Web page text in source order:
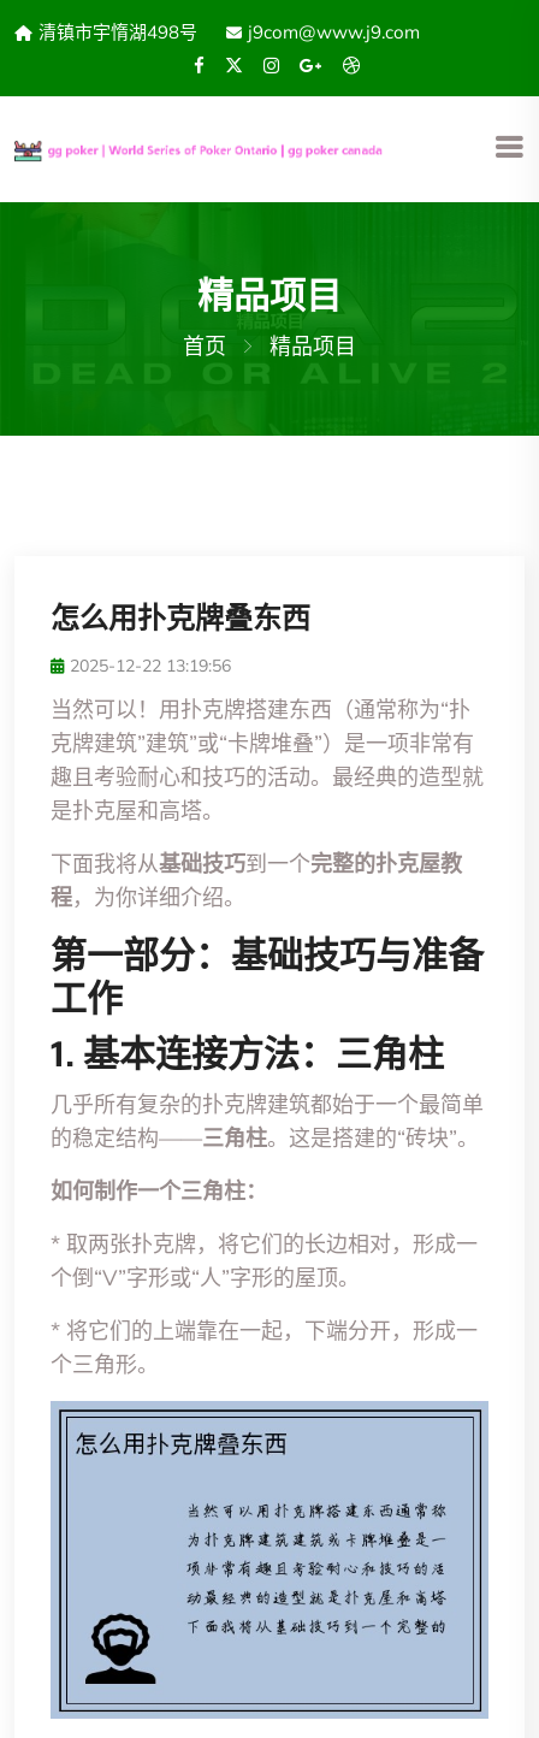
清镇市宇惰湖498号 j9com@www.j9.com
精品项目
首页 精品项目
怎么用扑克牌叠东西
2025-12-22 13:19:56
当然可以！用扑克牌搭建东西（通常称为“扑
克牌建筑”建筑”或“卡牌堆叠”）是一项非常有
趣且考验耐心和技巧的活动。最经典的造型就
是扑克屋和高塔。
下面我将从基础技巧到一个完整的扑克屋教
程，为你详细介绍。
第一部分：基础技巧与准备
工作
1. 基本连接方法：三角柱
几乎所有复杂的扑克牌建筑都始于一个最简单
的稳定结构——三角柱。这是搭建的“砖块”。
如何制作一个三角柱：
* 取两张扑克牌，将它们的长边相对，形成一
个倒“V”字形或“人”字形的屋顶。
* 将它们的上端靠在一起，下端分开，形成一
个三角形。